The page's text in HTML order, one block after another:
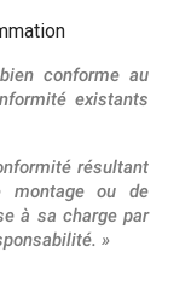
conforme au
existants
résultant
montage ou de
à sa charge par
»